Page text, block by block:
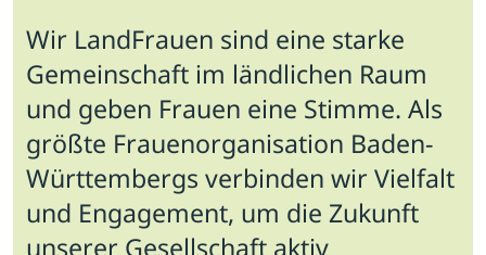
Wir LandFrauen sind eine starke
Gemeinschaft im ländlichen Raum
und geben Frauen eine Stimme. Als
größte Frauenorganisation Baden-
Württembergs verbinden wir Vielfalt
und Engagement, um die Zukunft
unserer Gesellschaft aktiv
Politik
Bildung
Gemeinschaft
Vor Ort
Startseite